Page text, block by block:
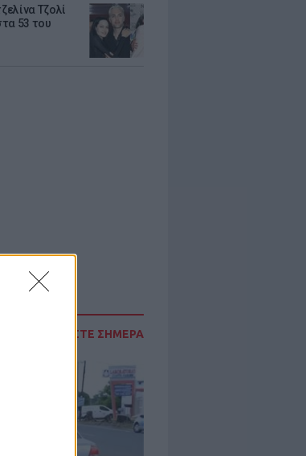
Τζολί
53 του
ΔΙΑΒΑΣΤΕ ΣΗΜΕΡΑ